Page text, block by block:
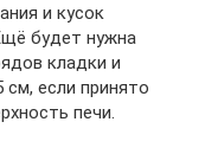
и кусок
будет нужна
кладки и
см, если принято
печи.